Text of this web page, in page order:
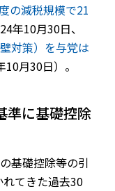
の減税規模で21
年10月30日、
対策）を与党は
月30日）。
準に基礎控除
基礎控除等の引
てきた過去30